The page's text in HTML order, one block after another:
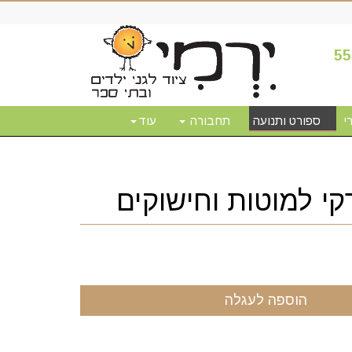
ספורט ותנועה תחבורה עוד
למוטות וחישוקים
הוספה לעגלה